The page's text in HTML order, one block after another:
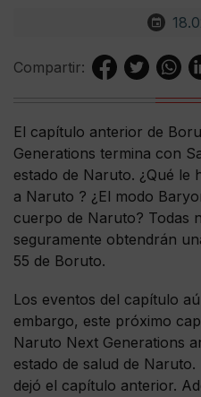
Compartir:
El capítulo anterior de
Generations termina con
estado de Naruto. ¿Qué le
a Naruto ? ¿El modo
cuerpo de Naruto? Todas
seguramente obtendrán
55 de Boruto.
Los eventos del capítulo
embargo, este próximo
Naruto Next Generations
estado de salud de
dejó el capítulo anterior.